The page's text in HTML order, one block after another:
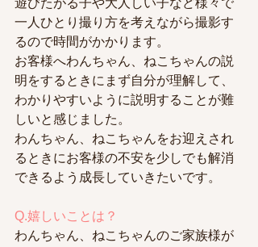
遊びたがる子や大人しい子など様々で
一人ひとり撮り方を考えながら撮影す
るので時間がかかります。
お客様へわんちゃん、ねこちゃんの説
明をするときにまず自分が理解して、
わかりやすいように説明することが難
しいと感じました。
わんちゃん、ねこちゃんをお迎えされ
るときにお客様の不安を少しでも解消
できるよう成長していきたいです。
Q.嬉しいことは？
わんちゃん、ねこちゃんのご家族様が